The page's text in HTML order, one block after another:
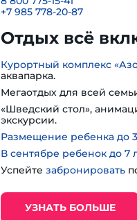
+7 985 778-20-87
Отдых всё
Курортный комплекс
аквапарка.
Мегаотдых для всей
«Шведский стол»,
экскурсии.
Размещение ребенка до
В сентябре ребенок до 7
Успейте забронировать
УЗНАТЬ БОЛЬШЕ